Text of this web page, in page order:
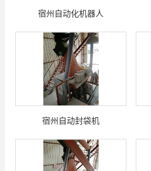
宿州自动化机器人
宿州自动封袋机